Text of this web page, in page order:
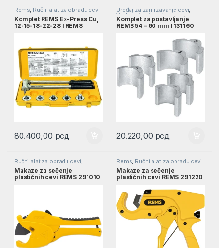
Rems, Ručni alat za obradu cevi
Komplet REMS Ex-Press Cu,
12-15-18-22-28 l REMS
80.400,00 рсд
Uređaj za zamrzavanje cevi,
Vodoinstalaterski alat
Komplet za postavljanje
REMS 54 – 60 mm l 131160
20.220,00 рсд
Ručni alat za obradu cevi,
Vodoinstalaterski alat
Makaze za sečenje
plastičnih cevi REMS 291010
Rems, Ručni alat za obradu cevi
Makaze za sečenje
plastičnih cevi REMS 291220